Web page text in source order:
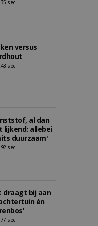
sec
versus
sec
al dan
lijkend: allebei
duurzaam'
sec
draagt bij aan
én
sec